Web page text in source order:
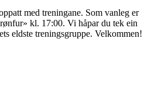
med treningane. Som vanleg er
kl. 17:00. Vi håpar du tek ein
eldste treningsgruppe. Velkommen!